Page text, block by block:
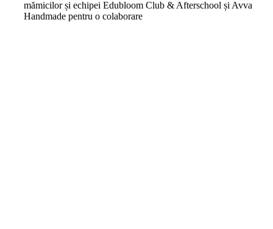
mămicilor și echipei Edubloom Club & Afterschool și Avva
Handmade pentru o colaborare